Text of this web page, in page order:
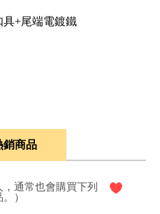
具+尾端電鍍鐵
銷商品
，通常也會購買下列
）